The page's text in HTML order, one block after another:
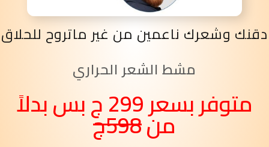
دقنك وشعرك ناعمين من غير ماتروح للحلاق
مشط الشعر الحراري
متوفر بسعر 299 ج بس بدلاً
من598ج